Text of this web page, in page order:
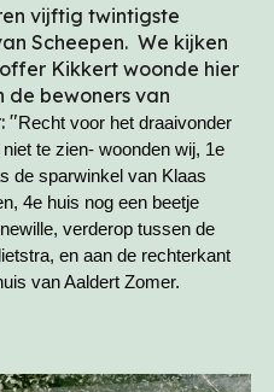
vijftig twintigste
Scheepen. We kijken
Kikkert woonde hier
de bewoners van
"Recht voor het draaivonder
te zien- woonden wij, 1e
de sparwinkel van Klaas
4e huis nog een beetje
verderop tussen de
en aan de rechterkant
van Aaldert Zomer.